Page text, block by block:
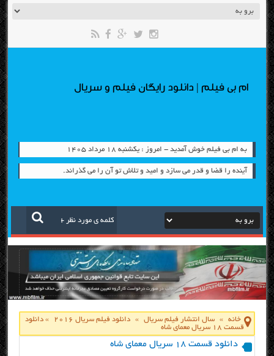
ام بی فیلم | دانلود رایگان فیلم و سریال
به ام بی فیلم خوش آمدید - امروز : یکشنبه ۱۸ مرداد ۱۴۰۵
آینده را قضا و قدر می سازد و امید و تلاش تو آن را می گذراند.
خانه » سال انتشار فیلم سریال » دانلود فیلم سریال 2016 »دانلود
قسمت ۱۸ سریال معمای شاه
دانلود قسمت ۱۸ سریال معمای شاه